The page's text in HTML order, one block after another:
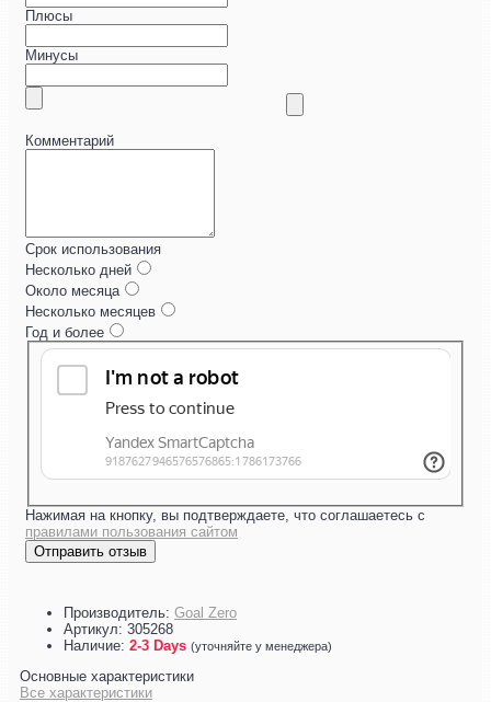
Плюсы
Минусы
Комментарий
Срок использования
Несколько дней
Около месяца
Несколько месяцев
Год и более
Нажимая на кнопку, вы подтверждаете, что соглашаетесь с
правилами пользования сайтом
Отправить отзыв
Производитель: Goal Zero
Артикул: 305268
Наличие: 2-3 Days (уточняйте у менеджера)
Основные характеристики
Все характеристики